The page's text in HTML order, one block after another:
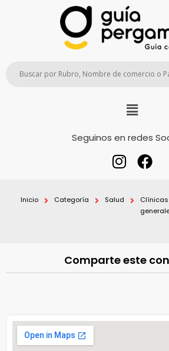
Seguinos en redes
Inicio Categoría Salud
Clínicas
Comparte este